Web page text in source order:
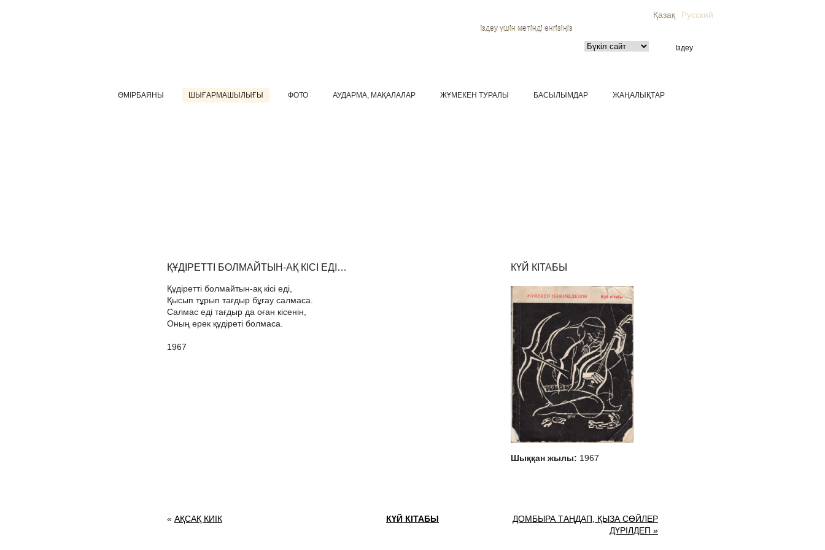
Қазақ Русский
Іздеу үшін мәтінді енгізіңіз
ӨМІРБАЯНЫ ШЫҒАРМАШЫЛЫҒЫ ФОТО АУДАРМА, МАҚАЛАЛАР ЖҰМЕКЕН ТУРАЛЫ БАСЫЛЫМДАР ЖАҢАЛЫҚТАР
ҚҰДІРЕТТІ БОЛМАЙТЫН-АҚ КІСІ ЕДІ…
Құдіретті болмайтын-ақ кісі еді,
Қысып тұрып тағдыр бұғау салмаса.
Салмас еді тағдыр да оған кісенін,
Оның ерек құдіреті болмаса.
1967
КҮЙ КІТАБЫ
Шыққан жылы: 1967
« АҚСАҚ КИІК КҮЙ КІТАБЫ
ДОМБЫРА ТАҢДАП, ҚЫЗА СӨЙЛЕР
ДҮРІЛДЕП »